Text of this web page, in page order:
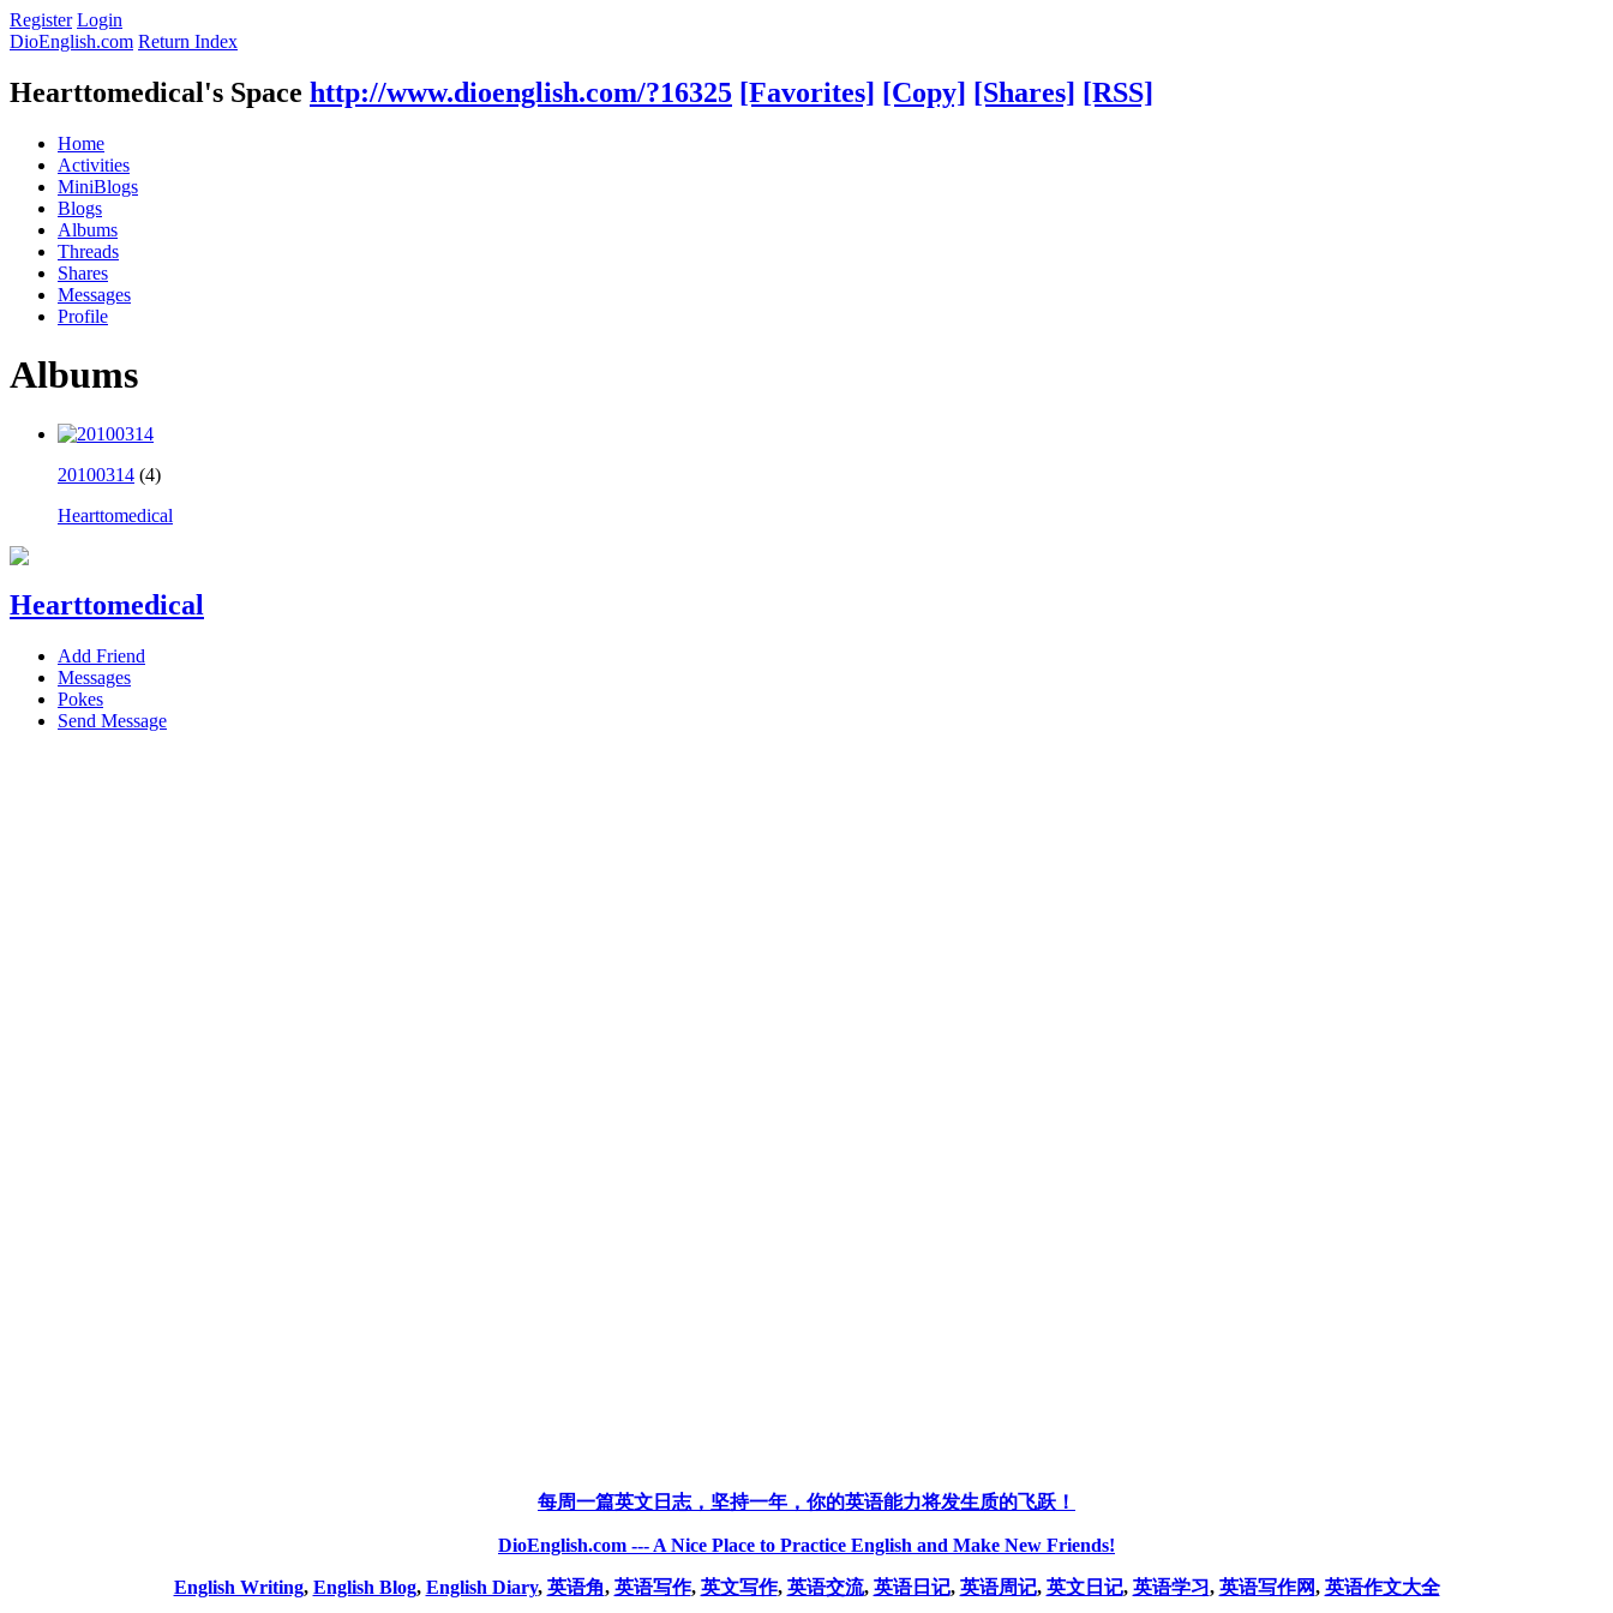
Register Login
DioEnglish.com Return Index
Hearttomedical's Space http://www.dioenglish.com/?16325 [Favorites] [Copy] [Shares] [RSS]
Home
Activities
MiniBlogs
Blogs
Albums
Threads
Shares
Messages
Profile
Albums
20100314 (4)
Hearttomedical
Hearttomedical
Add Friend
Messages
Pokes
Send Message
每周一篇英文日志，坚持一年，你的英语能力将发生质的飞跃！
DioEnglish.com --- A Nice Place to Practice English and Make New Friends!
English Writing, English Blog, English Diary, 英语角, 英语写作, 英文写作, 英语交流, 英语日记, 英语周记, 英文日记, 英语学习, 英语写作网, 英语作文大全